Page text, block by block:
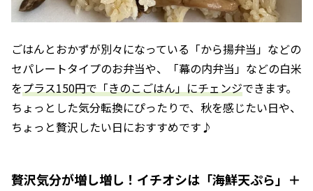
ごはんとおかずが別々になっている「から揚弁当」などの
セパレートタイプのお弁当や、「幕の内弁当」などの白米
をプラス150円で「きのこごはん」にチェンジできます。
ちょっとした気分転換にぴったりで、秋を感じたい日や、
ちょっと贅沢したい日におすすめです♪
贅沢気分が増し増し！イチオシは「海鮮天ぷら」＋